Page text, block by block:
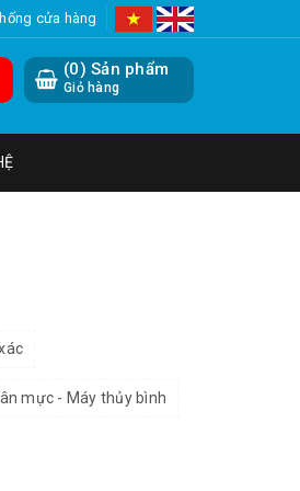
cửa hàng
(0) Sản phẩm
Giỏ hàng
mực - Máy thủy bình